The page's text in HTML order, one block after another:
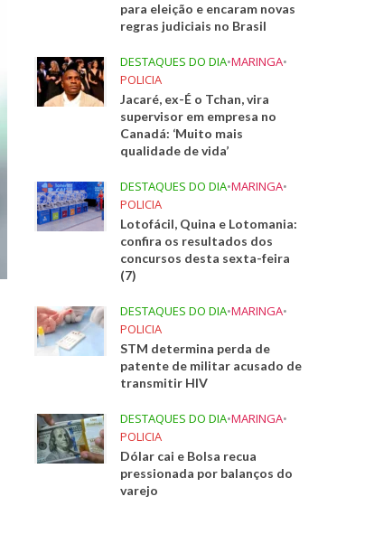
para eleição e encaram novas
regras judiciais no Brasil
DESTAQUES DO DIA•MARINGA•
POLICIA
Jacaré, ex-É o Tchan, vira
supervisor em empresa no
Canadá: ‘Muito mais
qualidade de vida’
DESTAQUES DO DIA•MARINGA•
POLICIA
Lotofácil, Quina e Lotomania:
confira os resultados dos
concursos desta sexta-feira
(7)
DESTAQUES DO DIA•MARINGA•
POLICIA
STM determina perda de
patente de militar acusado de
transmitir HIV
DESTAQUES DO DIA•MARINGA•
POLICIA
Dólar cai e Bolsa recua
pressionada por balanços do
varejo